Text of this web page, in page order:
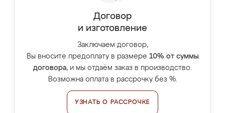
Договор
и изготовление
Заключаем договор,
Вы вносите предоплату в размере 10% от суммы
договора, и мы отдаём заказ в производство.
Возможна оплата в рассрочку без %.
УЗНАТЬ О РАССРОЧКЕ